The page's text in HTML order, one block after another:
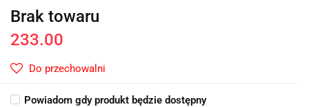
Brak towaru
233.00
Do przechowalni
Powiadom gdy produkt będzie dostępny